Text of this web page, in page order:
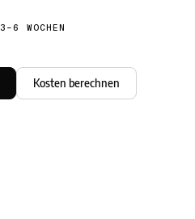
3–6 WOCHEN
Kosten berechnen